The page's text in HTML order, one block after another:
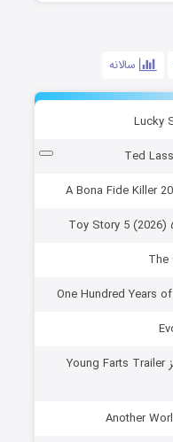
سالانه
دانلود مستند قطعات تریلر یانگ فارتز Young Farts Trailer